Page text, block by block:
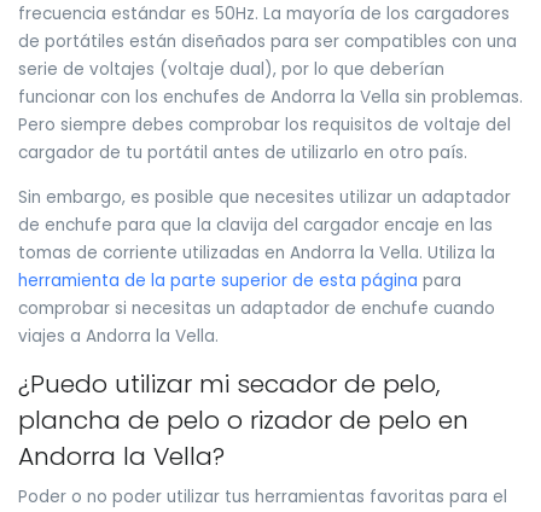
frecuencia estándar es 50Hz. La mayoría de los cargadores
de portátiles están diseñados para ser compatibles con una
serie de voltajes (voltaje dual), por lo que deberían
funcionar con los enchufes de Andorra la Vella sin problemas.
Pero siempre debes comprobar los requisitos de voltaje del
cargador de tu portátil antes de utilizarlo en otro país.
Sin embargo, es posible que necesites utilizar un adaptador
de enchufe para que la clavija del cargador encaje en las
tomas de corriente utilizadas en Andorra la Vella. Utiliza la
herramienta de la parte superior de esta página para
comprobar si necesitas un adaptador de enchufe cuando
viajes a Andorra la Vella.
¿Puedo utilizar mi secador de pelo,
plancha de pelo o rizador de pelo en
Andorra la Vella?
Poder o no poder utilizar tus herramientas favoritas para el